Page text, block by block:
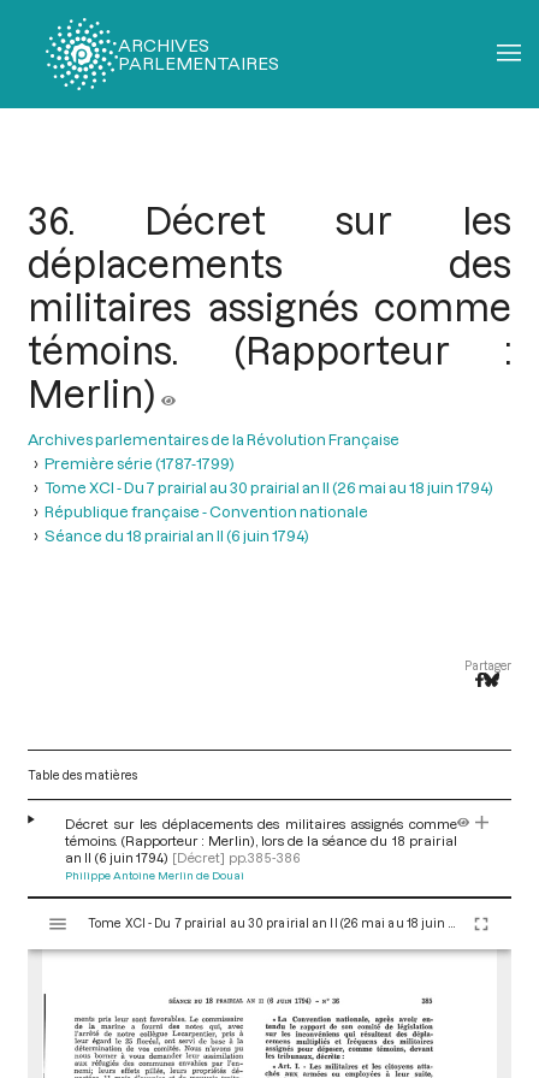
ARCHIVES
PARLEMENTAIRES
36. Décret sur les
déplacements des
militaires assignés comme
témoins. (Rapporteur :
Merlin)
Archives parlementaires de la Révolution Française
Première série (1787-1799)
Tome XCI - Du 7 prairial au 30 prairial an II (26 mai au 18 juin 1794)
République française - Convention nationale
Séance du 18 prairial an II (6 juin 1794)
Partager
Table des matières
Décret sur les déplacements des militaires assignés comme
témoins. (Rapporteur : Merlin), lors de la séance du 18 prairial
an II (6 juin 1794) [Décret] pp.385-386
Philippe Antoine Merlin de Douai
s